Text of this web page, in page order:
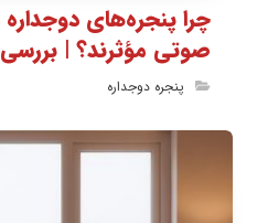
چرا پنجره‌های
صوتی مؤثرند؟ |
پنجره دوجداره